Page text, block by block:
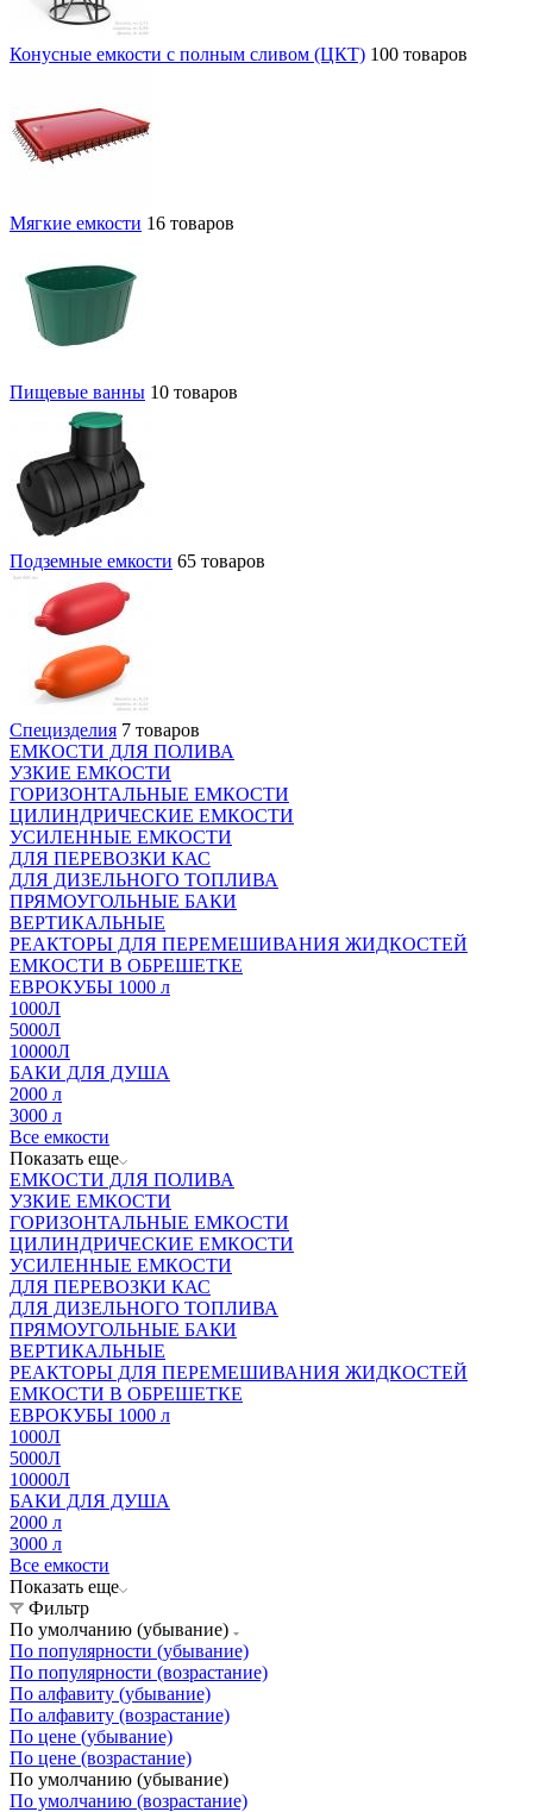
Конусные емкости с полным сливом (ЦКТ) 100 товаров
Мягкие емкости 16 товаров
Пищевые ванны 10 товаров
Подземные емкости 65 товаров
Специзделия 7 товаров
ЕМКОСТИ ДЛЯ ПОЛИВА
УЗКИЕ ЕМКОСТИ
ГОРИЗОНТАЛЬНЫЕ ЕМКОСТИ
ЦИЛИНДРИЧЕСКИЕ ЕМКОСТИ
УСИЛЕННЫЕ ЕМКОСТИ
ДЛЯ ПЕРЕВОЗКИ КАС
ДЛЯ ДИЗЕЛЬНОГО ТОПЛИВА
ПРЯМОУГОЛЬНЫЕ БАКИ
ВЕРТИКАЛЬНЫЕ
РЕАКТОРЫ ДЛЯ ПЕРЕМЕШИВАНИЯ ЖИДКОСТЕЙ
ЕМКОСТИ В ОБРЕШЕТКЕ
ЕВРОКУБЫ 1000 л
1000Л
5000Л
10000Л
БАКИ ДЛЯ ДУША
2000 л
3000 л
Все емкости
Показать еще
ЕМКОСТИ ДЛЯ ПОЛИВА
УЗКИЕ ЕМКОСТИ
ГОРИЗОНТАЛЬНЫЕ ЕМКОСТИ
ЦИЛИНДРИЧЕСКИЕ ЕМКОСТИ
УСИЛЕННЫЕ ЕМКОСТИ
ДЛЯ ПЕРЕВОЗКИ КАС
ДЛЯ ДИЗЕЛЬНОГО ТОПЛИВА
ПРЯМОУГОЛЬНЫЕ БАКИ
ВЕРТИКАЛЬНЫЕ
РЕАКТОРЫ ДЛЯ ПЕРЕМЕШИВАНИЯ ЖИДКОСТЕЙ
ЕМКОСТИ В ОБРЕШЕТКЕ
ЕВРОКУБЫ 1000 л
1000Л
5000Л
10000Л
БАКИ ДЛЯ ДУША
2000 л
3000 л
Все емкости
Показать еще
Фильтр
По умолчанию (убывание)
По популярности (убывание)
По популярности (возрастание)
По алфавиту (убывание)
По алфавиту (возрастание)
По цене (убывание)
По цене (возрастание)
По умолчанию (убывание)
По умолчанию (возрастание)